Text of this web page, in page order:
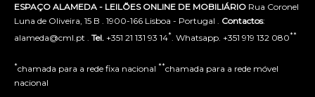
ESPAÇO ALAMEDA - LEILÕES ONLINE DE MOBILIÁRIO Rua Coronel
Luna de Oliveira, 15 B . 1900-166 Lisboa - Portugal . Contactos:
alameda@cml.pt . Tel. +351 21 131 93 14* . Whatsapp. +351 919 132 080**
*chamada para a rede fixa nacional **chamada para a rede móvel
nacional